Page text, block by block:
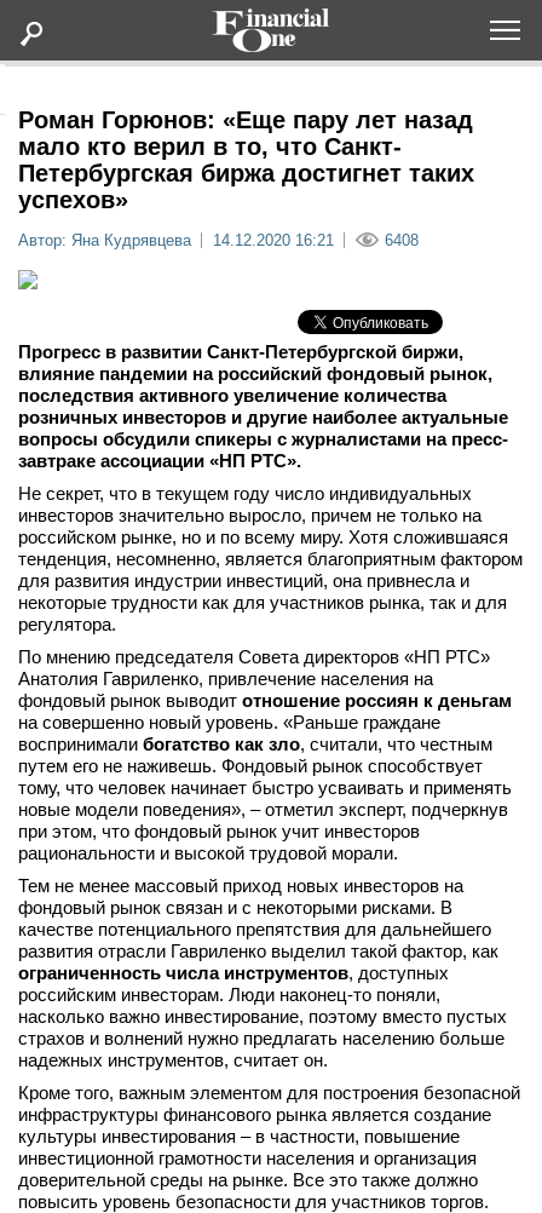
Статьи
Дайджесты
Мероприятия
Новости
Интервью
вконтакте
телеграм
Стать автором
Вход
Роман Горюнов: «Еще пару лет назад
мало кто верил в то, что Санкт-
Петербургская биржа достигнет таких
успехов»
Автор: Яна Кудрявцева 14.12.2020 16:21 6408
Прогресс в развитии Санкт-Петербургской биржи,
влияние пандемии на российский фондовый рынок,
последствия активного увеличение количества
розничных инвесторов и другие наиболее актуальные
вопросы обсудили спикеры с журналистами на пресс-
завтраке ассоциации «НП РТС».
Не секрет, что в текущем году число индивидуальных
инвесторов значительно выросло, причем не только на
российском рынке, но и по всему миру. Хотя сложившаяся
тенденция, несомненно, является благоприятным фактором
для развития индустрии инвестиций, она привнесла и
некоторые трудности как для участников рынка, так и для
регулятора.
По мнению председателя Совета директоров «НП РТС»
Анатолия Гавриленко, привлечение населения на
фондовый рынок выводит отношение россиян к деньгам
на совершенно новый уровень. «Раньше граждане
воспринимали богатство как зло, считали, что честным
путем его не наживешь. Фондовый рынок способствует
тому, что человек начинает быстро усваивать и применять
новые модели поведения», – отметил эксперт, подчеркнув
при этом, что фондовый рынок учит инвесторов
рациональности и высокой трудовой морали.
Тем не менее массовый приход новых инвесторов на
фондовый рынок связан и с некоторыми рисками. В
качестве потенциального препятствия для дальнейшего
развития отрасли Гавриленко выделил такой фактор, как
ограниченность числа инструментов, доступных
российским инвесторам. Люди наконец-то поняли,
насколько важно инвестирование, поэтому вместо пустых
страхов и волнений нужно предлагать населению больше
надежных инструментов, считает он.
Кроме того, важным элементом для построения безопасной
инфраструктуры финансового рынка является создание
культуры инвестирования – в частности, повышение
инвестиционной грамотности населения и организация
доверительной среды на рынке. Все это также должно
повысить уровень безопасности для участников торгов.